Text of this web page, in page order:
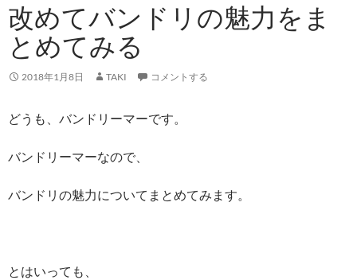
改めてバンドリの魅力をま
とめてみる
2018年1月8日 TAKI コメントする
どうも、バンドリーマーです。
バンドリーマーなので、
バンドリの魅力についてまとめてみます。
とはいっても、